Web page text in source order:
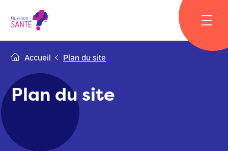
content
Accueil Plan du site
Plan du site